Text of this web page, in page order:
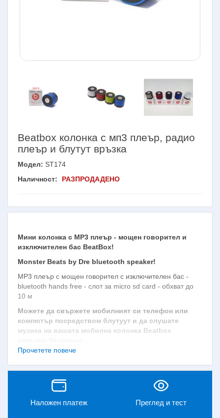
Beatbox колонка с мп3 плеър, радио
плеър и блутут връзка
Модел: ST174
Наличност:
РАЗПРОДАДЕНО
Мини колонка с МР3 плеър - мощен говорител и
изключителен бас BeatBox!
Monster Beats by Dre bluetooth speaker!
МР3 плеър с мощен говорител с изключителен бас -
bluetooth hands free - слот за micro sd card - обхват до
10 м
Можете да свържете мобилният си телефон или
компютър посредством блутуут и да слушате
музика на вашата мобилна колонка Beatbox
- ПРИЕМА СИГНАЛ през Bluetooth ОТ ТЕЛЕФОН,
ЛАПТОП, ТАБЛЕТ и други устройства снабдени с
- Възпроизвежда музика МР3 от TF (microSD) КАРТИ С
ПАМЕТ.
Прочетете повече
Наложен платеж Преглед и тест